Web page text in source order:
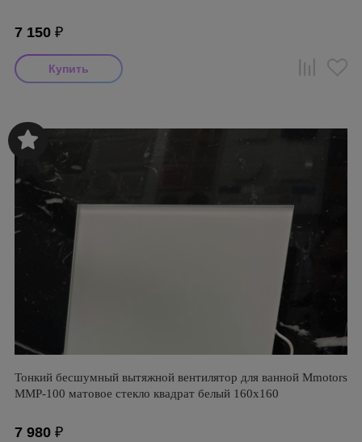
7 150 ₽
Тонкий бесшумный вытяжной вентилятор для ванной Mmotors
ММР-100 матовое стекло квадрат белый 160х160
7 980 ₽